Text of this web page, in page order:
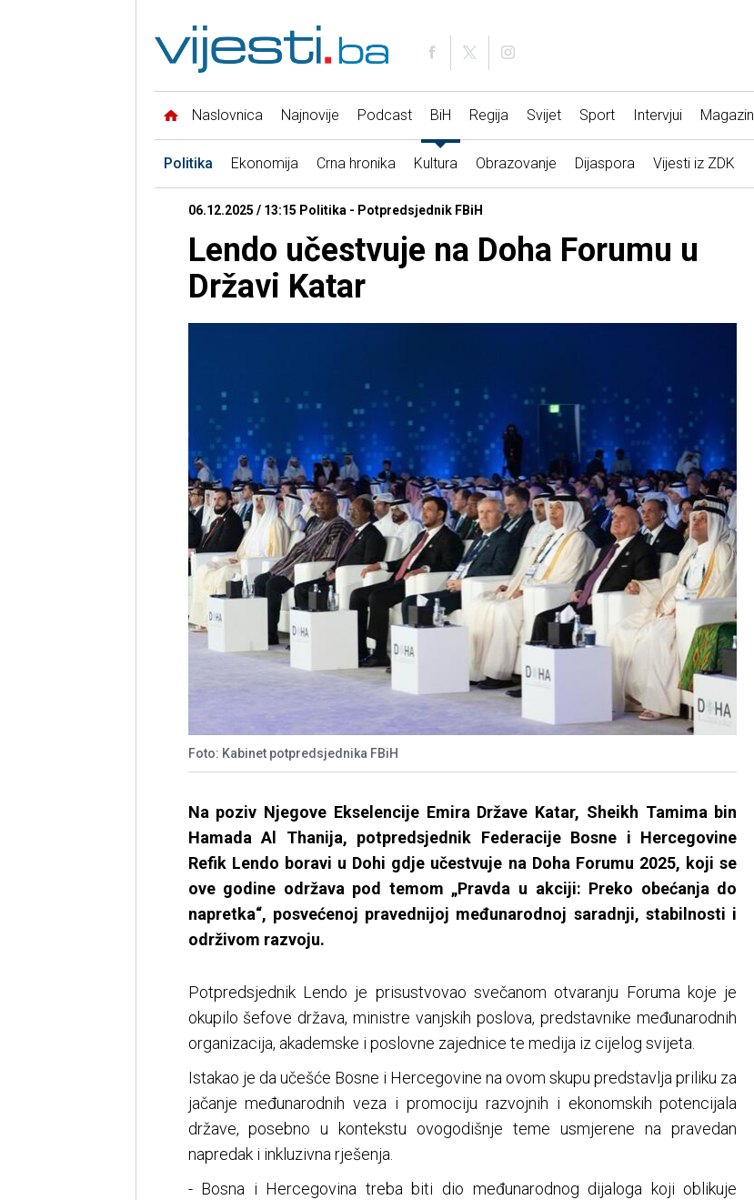
Naslovnica Najnovije Podcast BiH Regija Svijet Sport Intervjui Magazin
Politika Ekonomija Crna hronika Kultura Obrazovanje Dijaspora Vijesti iz ZDK
06.12.2025 / 13:15 Politika - Potpredsjednik FBiH
Lendo učestvuje na Doha Forumu u
Državi Katar
Foto: Kabinet potpredsjednika FBiH
Na poziv Njegove Ekselencije Emira Države Katar, Sheikh Tamima bin
Hamada Al Thanija, potpredsjednik Federacije Bosne i Hercegovine
Refik Lendo boravi u Dohi gdje učestvuje na Doha Forumu 2025, koji se
ove godine održava pod temom „Pravda u akciji: Preko obećanja do
napretka“, posvećenoj pravednijoj međunarodnoj saradnji, stabilnosti i
održivom razvoju.
Potpredsjednik Lendo je prisustvovao svečanom otvaranju Foruma koje je
okupilo šefove država, ministre vanjskih poslova, predstavnike međunarodnih
organizacija, akademske i poslovne zajednice te medija iz cijelog svijeta.
Istakao je da učešće Bosne i Hercegovine na ovom skupu predstavlja priliku za
jačanje međunarodnih veza i promociju razvojnih i ekonomskih potencijala
države, posebno u kontekstu ovogodišnje teme usmjerene na pravedan
napredak i inkluzivna rješenja.
- Bosna i Hercegovina treba biti dio međunarodnog dijaloga koji oblikuje